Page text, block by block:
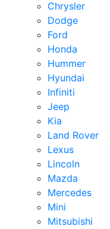
Chrysler
Dodge
Ford
Honda
Hummer
Hyundai
Infiniti
Jeep
Kia
Land Rover
Lexus
Lincoln
Mazda
Mercedes
Mini
Mitsubishi